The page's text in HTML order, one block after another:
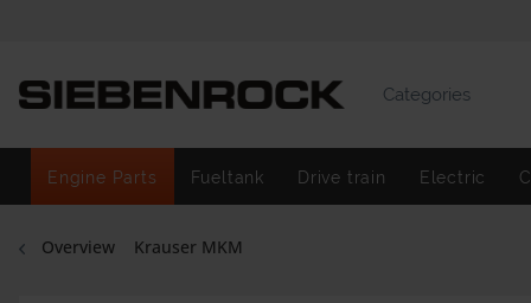
Categories
Engine Parts Fueltank Drive train Electric
Overview Krauser MKM